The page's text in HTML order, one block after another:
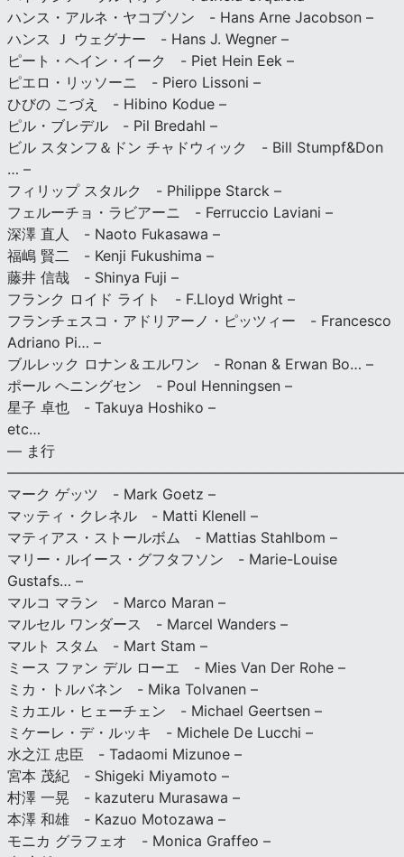
ハンス・アルネ・ヤコブソン - Hans Arne Jacobson –
ハンス Ｊ ウェグナー - Hans J. Wegner –
ピート・ヘイン・イーク - Piet Hein Eek –
ピエロ・リッソーニ - Piero Lissoni –
ひびの こづえ - Hibino Kodue –
ピル・ブレデル - Pil Bredahl –
ビル スタンフ＆ドン チャドウィック - Bill Stumpf&Don
… –
フィリップ スタルク - Philippe Starck –
フェルーチョ・ラビアーニ - Ferruccio Laviani –
深澤 直人 - Naoto Fukasawa –
福嶋 賢二 - Kenji Fukushima –
藤井 信哉 - Shinya Fuji –
フランク ロイド ライト - F.Lloyd Wright –
フランチェスコ・アドリアーノ・ピッツィー - Francesco
Adriano Pi… –
ブルレック ロナン＆エルワン - Ronan & Erwan Bo… –
ポール ヘニングセン - Poul Henningsen –
星子 卓也 - Takuya Hoshiko –
etc…
— ま行
マーク ゲッツ - Mark Goetz –
マッティ・クレネル - Matti Klenell –
マティアス・ストールボム - Mattias Stahlbom –
マリー・ルイース・グフタフソン - Marie-Louise
Gustafs… –
マルコ マラン - Marco Maran –
マルセル ワンダース - Marcel Wanders –
マルト スタム - Mart Stam –
ミース ファン デル ローエ - Mies Van Der Rohe –
ミカ・トルバネン - Mika Tolvanen –
ミカエル・ヒェーチェン - Michael Geertsen –
ミケーレ・デ・ルッキ - Michele De Lucchi –
水之江 忠臣 - Tadaomi Mizunoe –
宮本 茂紀 - Shigeki Miyamoto –
村澤 一晃 - kazuteru Murasawa –
本澤 和雄 - Kazuo Motozawa –
モニカ グラフェオ - Monica Graffeo –